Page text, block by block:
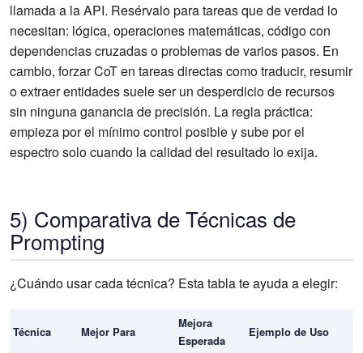
llamada a la API. Resérvalo para tareas que de verdad lo
necesitan: lógica, operaciones matemáticas, código con
dependencias cruzadas o problemas de varios pasos. En
cambio, forzar CoT en tareas directas como traducir, resumir
o extraer entidades suele ser un desperdicio de recursos
sin ninguna ganancia de precisión. La regla práctica:
empieza por el mínimo control posible y sube por el
espectro solo cuando la calidad del resultado lo exija.
5) Comparativa de Técnicas de
Prompting
¿Cuándo usar cada técnica? Esta tabla te ayuda a elegir:
Técnica Mejor Para
Mejora
Esperada
Ejemplo de Uso